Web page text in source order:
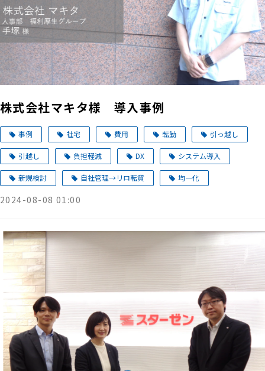
株式会社マキタ様 導入事例
事例 社宅 費用 転勤 引っ越し
引越し 負担軽減 DX システム導入
新規検討 自社管理→リロ転貸 均一化
2024-08-08 01:00